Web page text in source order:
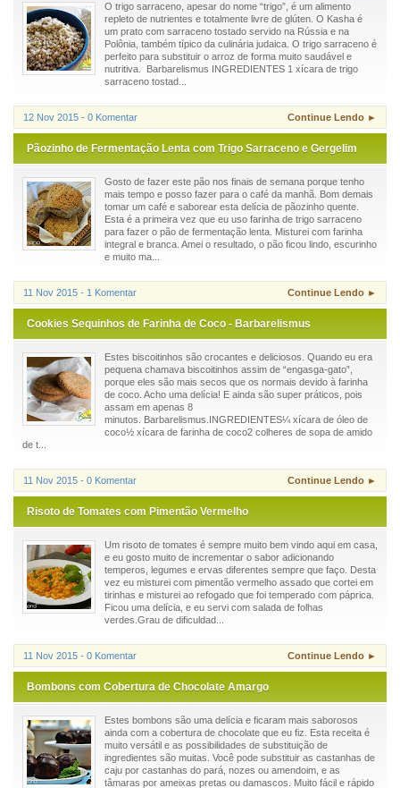
O trigo sarraceno, apesar do nome “trigo”, é um alimento
repleto de nutrientes e totalmente livre de glúten. O Kasha é
um prato com sarraceno tostado servido na Rússia e na
Polônia, também típico da culinária judaica. O trigo sarraceno é
perfeito para substituir o arroz de forma muito saudável e
nutritiva. Barbarelismus INGREDIENTES 1 xícara de trigo
sarraceno tostad...
12 Nov 2015 - 0 Komentar Continue Lendo ►
Pãozinho de Fermentação Lenta com Trigo Sarraceno e Gergelim
Gosto de fazer este pão nos finais de semana porque tenho
mais tempo e posso fazer para o café da manhã. Bom demais
tomar um café e saborear esta delícia de pãozinho quente.
Esta é a primeira vez que eu uso farinha de trigo sarraceno
para fazer o pão de fermentação lenta. Misturei com farinha
integral e branca. Amei o resultado, o pão ficou lindo, escurinho
e muito ma...
11 Nov 2015 - 1 Komentar Continue Lendo ►
Cookies Sequinhos de Farinha de Coco - Barbarelismus
Estes biscoitinhos são crocantes e deliciosos. Quando eu era
pequena chamava biscoitinhos assim de “engasga-gato”,
porque eles são mais secos que os normais devido à farinha
de coco. Acho uma delícia! E ainda são super práticos, pois
assam em apenas 8
minutos. Barbarelismus.INGREDIENTES¼ xícara de óleo de
coco½ xícara de farinha de coco2 colheres de sopa de amido
de t...
11 Nov 2015 - 0 Komentar Continue Lendo ►
Risoto de Tomates com Pimentão Vermelho
Um risoto de tomates é sempre muito bem vindo aqui em casa,
e eu gosto muito de incrementar o sabor adicionando
temperos, legumes e ervas diferentes sempre que faço. Desta
vez eu misturei com pimentão vermelho assado que cortei em
tirinhas e misturei ao refogado que foi temperado com páprica.
Ficou uma delícia, e eu servi com salada de folhas
verdes.Grau de dificuldad...
11 Nov 2015 - 0 Komentar Continue Lendo ►
Bombons com Cobertura de Chocolate Amargo
Estes bombons são uma delícia e ficaram mais saborosos
ainda com a cobertura de chocolate que eu fiz. Esta receita é
muito versátil e as possibilidades de substituição de
ingredientes são muitas. Você pode substituir as castanhas de
caju por castanhas do pará, nozes ou amendoim, e as
tâmaras por ameixas pretas ou damascos. Muito fácil e rápido